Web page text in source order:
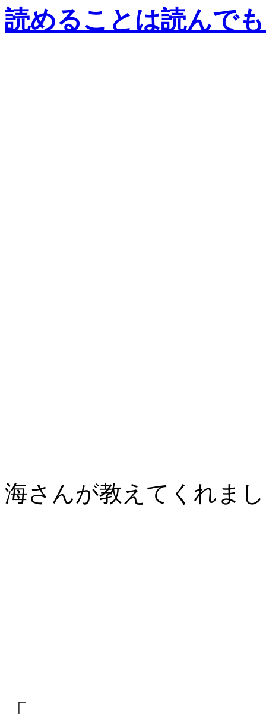
読めることは読んで
海さんが教えてくれ
「